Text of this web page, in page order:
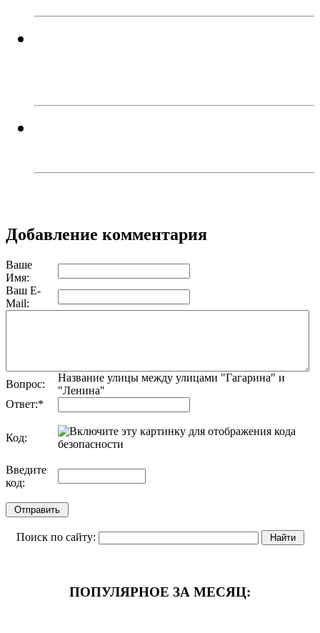
Добавление комментария
Ваше
Имя:
Ваш E-
Mail:
Вопрос:
Название улицы между улицами "Гагарина" и
"Ленина"
Ответ:*
Код:
Введите
код:
Поиск по сайту:
ПОПУЛЯРНОЕ ЗА МЕСЯЦ: